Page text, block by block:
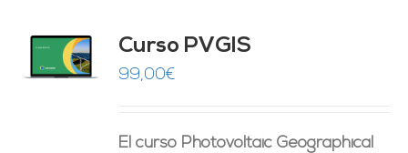
Curso PVGIS
99,00€
El curso Photovoltaic Geographical